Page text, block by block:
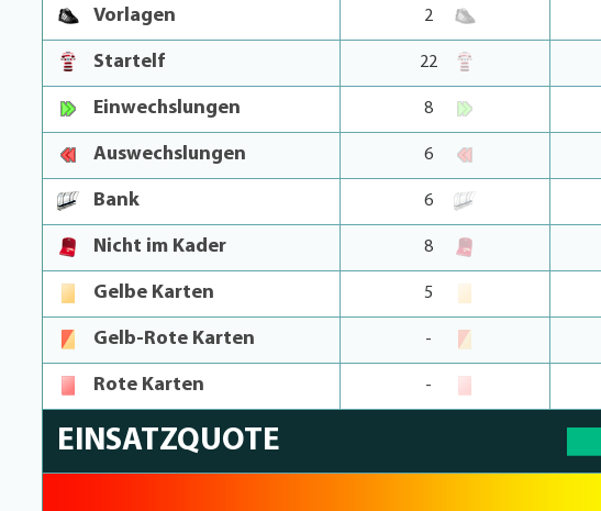
Vorlagen 2
Startelf 22
Einwechslungen 8
Auswechslungen 6
Bank 6
Nicht im Kader 8
Gelbe Karten 5
Gelb-Rote Karten -
Rote Karten -
EINSATZQUOTE